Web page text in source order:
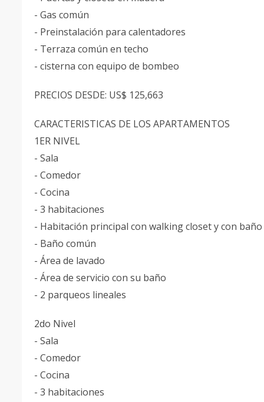
- Gas común
- Preinstalación para calentadores
- Terraza común en techo
- cisterna con equipo de bombeo
PRECIOS DESDE: US$ 125,663
CARACTERISTICAS DE LOS APARTAMENTOS
1ER NIVEL
- Sala
- Comedor
- Cocina
- 3 habitaciones
- Habitación principal con walking closet y con baño
- Baño común
- Área de lavado
- Área de servicio con su baño
- 2 parqueos lineales
2do Nivel
- Sala
- Comedor
- Cocina
- 3 habitaciones